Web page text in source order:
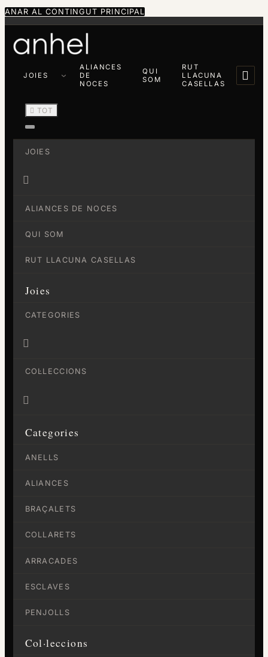
ANAR AL CONTINGUT PRINCIPAL
JOIES
ALIANCES
DE
NOCES
QUI
SOM
RUT
LLACUNA
CASELLAS

 TOT
JOIES

ALIANCES DE NOCES
QUI SOM
RUT LLACUNA CASELLAS
Joies
CATEGORIES

COL·LECCIONS

Categories
ANELLS
ALIANCES
BRAÇALETS
COLLARETS
ARRACADES
ESCLAVES
PENJOLLS
Col·leccions